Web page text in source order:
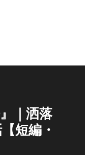
｜洒落
短編・